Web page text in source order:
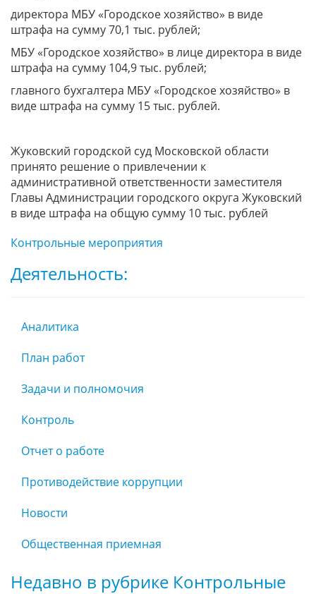
директора МБУ «Городское хозяйство» в виде
штрафа на сумму 70,1 тыс. рублей;
МБУ «Городское хозяйство» в лице директора в виде
штрафа на сумму 104,9 тыс. рублей;
главного бухгалтера МБУ «Городское хозяйство» в
виде штрафа на сумму 15 тыс. рублей.
Жуковский городской суд Московской области
принято решение о привлечении к
административной ответственности заместителя
Главы Администрации городского округа Жуковский
в виде штрафа на общую сумму 10 тыс. рублей
Контрольные мероприятия
Деятельность:
Аналитика
План работ
Задачи и полномочия
Контроль
Отчет о работе
Противодействие коррупции
Новости
Общественная приемная
Недавно в рубрике Контрольные